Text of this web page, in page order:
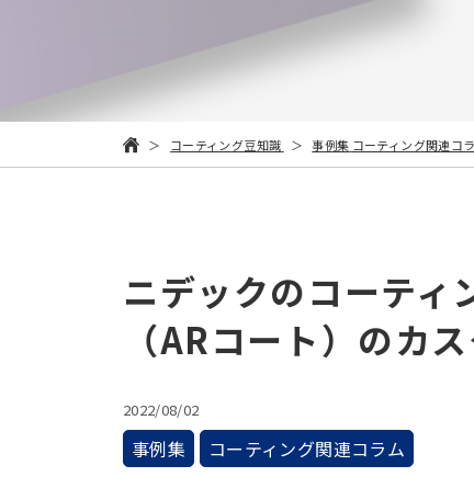
コーティング豆知識 事例集 コーティング関連コ
ニデックのコーテ
（ARコート）のカ
2022/08/02
事例集
コーティング関連コラム